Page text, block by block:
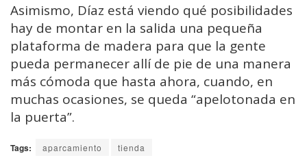
Asimismo, Díaz está viendo qué posibilidades
hay de montar en la salida una pequeña
plataforma de madera para que la gente
pueda permanecer allí de pie de una manera
más cómoda que hasta ahora, cuando, en
muchas ocasiones, se queda “apelotonada en
la puerta”.
Tags: aparcamiento tienda